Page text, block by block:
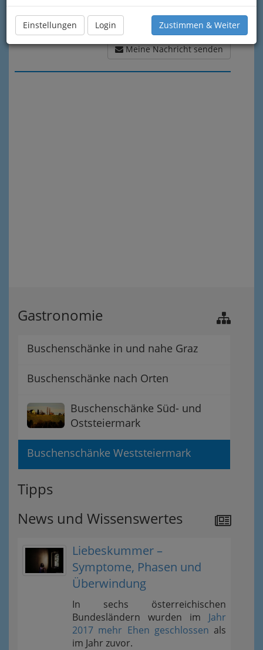
Einstellungen Login Zustimmen & Weiter
Meine Nachricht senden
Gastronomie
Buschenschänke in und nahe Graz
Buschenschänke nach Orten
Buschenschänke Süd- und
Oststeiermark
Buschenschänke Weststeiermark
Tipps
News und Wissenswertes
Liebeskummer –
Symptome, Phasen und
Überwindung
In sechs österreichischen
Bundesländern wurden im Jahr
2017 mehr Ehen geschlossen als
im Jahr zuvor.